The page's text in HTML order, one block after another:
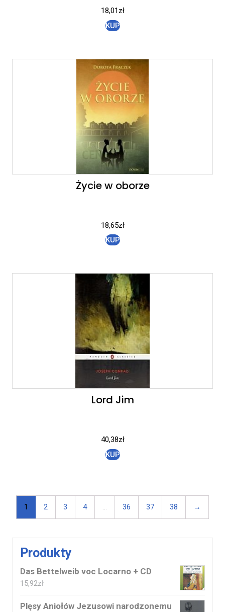
18,01zł
KUP
Życie w oborze
18,65zł
KUP
Lord Jim
40,38zł
KUP
1 2 3 4 … 36 37 38 →
Produkty
Das Bettelweib voc Locarno + CD
15,92zł
Plęsy Aniołów Jezusowi narodzonemu